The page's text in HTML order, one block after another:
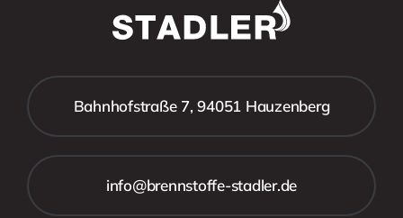
Bahnhofstraße 7, 94051 Hauzenberg
info@brennstoffe-stadler.de